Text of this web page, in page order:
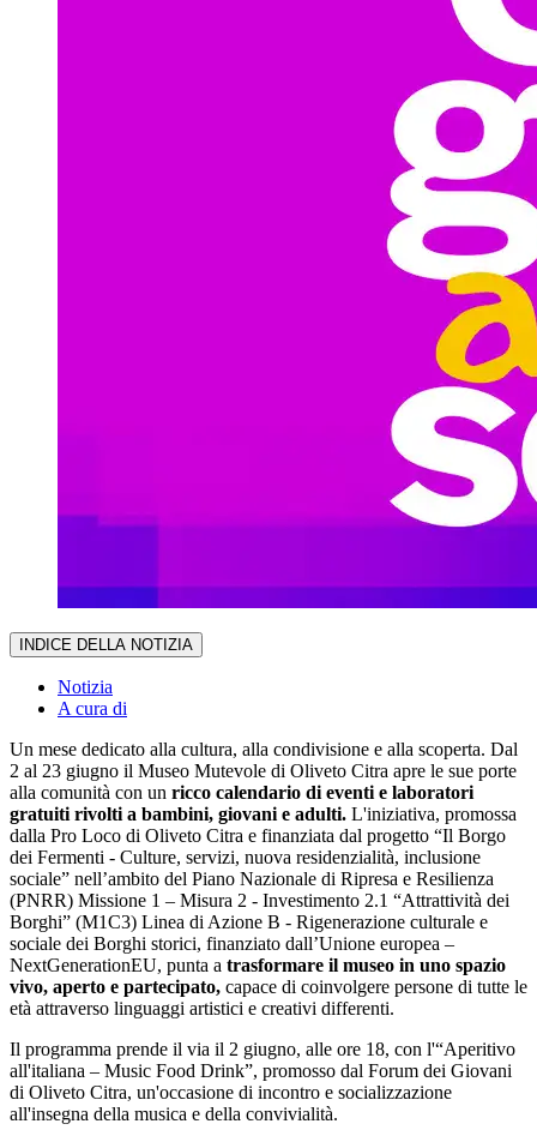
INDICE DELLA NOTIZIA
Notizia
A cura di
Un mese dedicato alla cultura, alla condivisione e alla scoperta. Dal
2 al 23 giugno il Museo Mutevole di Oliveto Citra apre le sue porte
alla comunità con un ricco calendario di eventi e laboratori
gratuiti rivolti a bambini, giovani e adulti. L'iniziativa, promossa
dalla Pro Loco di Oliveto Citra e finanziata dal progetto “Il Borgo
dei Fermenti - Culture, servizi, nuova residenzialità, inclusione
sociale” nell’ambito del Piano Nazionale di Ripresa e Resilienza
(PNRR) Missione 1 – Misura 2 - Investimento 2.1 “Attrattività dei
Borghi” (M1C3) Linea di Azione B - Rigenerazione culturale e
sociale dei Borghi storici, finanziato dall’Unione europea –
NextGenerationEU, punta a trasformare il museo in uno spazio
vivo, aperto e partecipato, capace di coinvolgere persone di tutte le
età attraverso linguaggi artistici e creativi differenti.
Il programma prende il via il 2 giugno, alle ore 18, con l'“Aperitivo
all'italiana – Music Food Drink”, promosso dal Forum dei Giovani
di Oliveto Citra, un'occasione di incontro e socializzazione
all'insegna della musica e della convivialità.